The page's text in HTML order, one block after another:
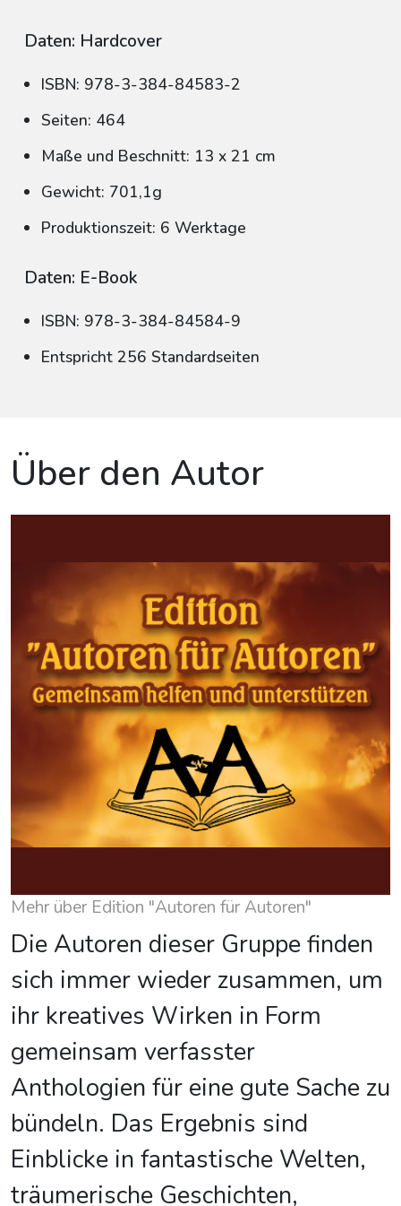
Daten: Hardcover
ISBN: 978-3-384-84583-2
Seiten: 464
Maße und Beschnitt: 13 x 21 cm
Gewicht: 701,1g
Produktionszeit: 6 Werktage
Daten: E-Book
ISBN: 978-3-384-84584-9
Entspricht 256 Standardseiten
Über den Autor
Mehr über Edition "Autoren für Autoren"
Die Autoren dieser Gruppe finden
sich immer wieder zusammen, um
ihr kreatives Wirken in Form
gemeinsam verfasster
Anthologien für eine gute Sache zu
bündeln. Das Ergebnis sind
Einblicke in fantastische Welten,
träumerische Geschichten,